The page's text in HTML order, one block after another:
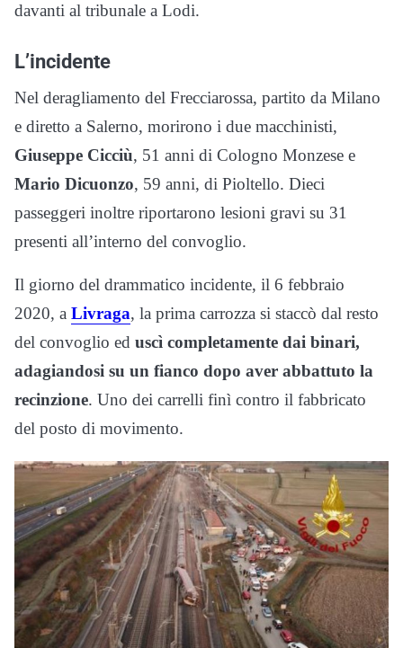
davanti al tribunale a Lodi.
L’incidente
Nel deragliamento del Frecciarossa, partito da Milano
e diretto a Salerno, morirono i due macchinisti,
Giuseppe Cicciù, 51 anni di Cologno Monzese e
Mario Dicuonzo, 59 anni, di Pioltello. Dieci
passeggeri inoltre riportarono lesioni gravi su 31
presenti all’interno del convoglio.
Il giorno del drammatico incidente, il 6 febbraio
2020, a Livraga, la prima carrozza si staccò dal resto
del convoglio ed uscì completamente dai binari,
adagiandosi su un fianco dopo aver abbattuto la
recinzione. Uno dei carrelli finì contro il fabbricato
del posto di movimento.